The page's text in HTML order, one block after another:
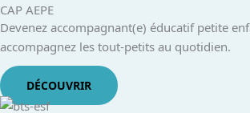
CAP AEPE
Devenez accompagnant(e) éducatif petite
accompagnez les tout-petits au quotidien.
DÉCOUVRIR